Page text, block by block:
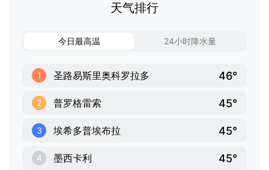
天气排行
今日最高温 24小时降水量
1 圣路易斯里奥科罗拉多 46°
2 普罗格雷索 45°
3 埃希多普埃布拉 45°
4 墨西卡利 45°